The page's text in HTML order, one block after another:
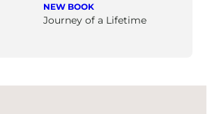
NEW BOOK
Journey of a Lifetime